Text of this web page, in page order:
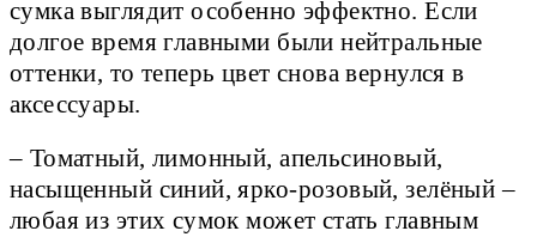
сумка выглядит особенно эффектно. Если
долгое время главными были нейтральные
оттенки, то теперь цвет снова вернулся в
аксессуары.
– Томатный, лимонный, апельсиновый,
насыщенный синий, ярко-розовый, зелёный –
любая из этих сумок может стать главным